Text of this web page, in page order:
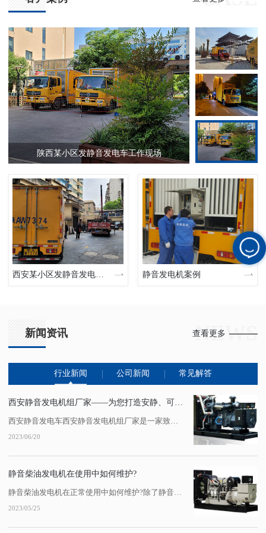
陕西某小区发静音发电车工作现场
西安某小区发静音发电车现场 静音发电机案例
新闻资讯 NEWS
查看更多
行业新闻 公司新闻 常见解答
西安静音发电机组厂家——为您打造安静、可靠的发电设备
2023/06/20
静音柴油发电机在使用中如何维护?
2023/05/25